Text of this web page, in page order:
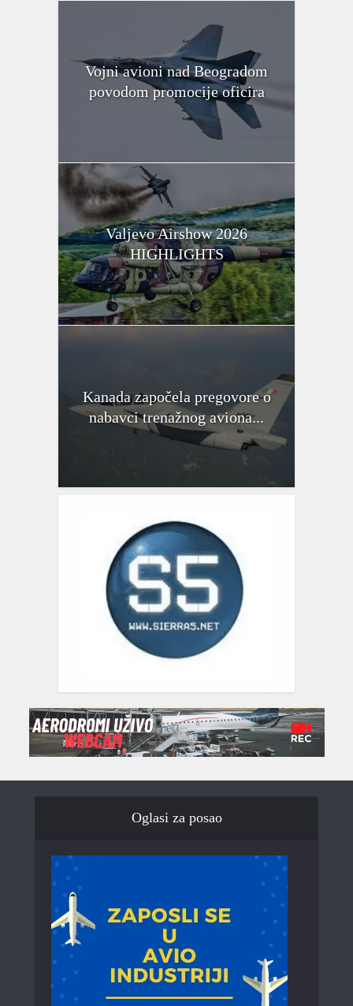
Vojni avioni nad Beogradom
povodom promocije oficira
Valjevo Airshow 2026
HIGHLIGHTS
Kanada započela pregovore o
nabavci trenažnog aviona...
Oglasi za posao